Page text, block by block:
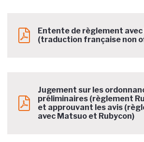
Entente de règlement avec
(traduction française non
Jugement sur les
préliminaires (règlement
et approuvant les avis
avec Matsuo et Rubycon)